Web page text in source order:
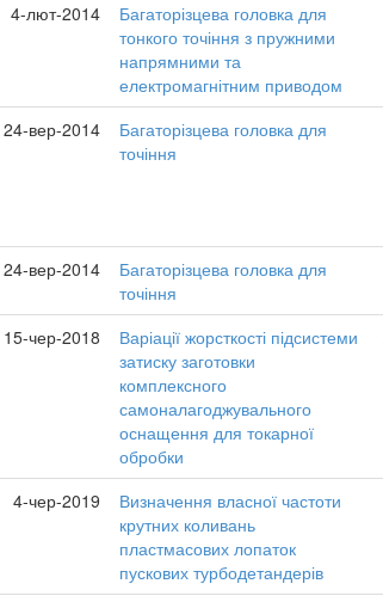
4-лют-2014
Багаторізцева головка для
тонкого точіння з пружними
напрямними та
електромагнітним приводом
24-вер-2014
Багаторізцева головка для
точіння
24-вер-2014
Багаторізцева головка для
точіння
15-чер-2018
Варіації жорсткості підсистеми
затиску заготовки
комплексного
самоналагоджувального
оснащення для токарної
обробки
4-чер-2019
Визначення власної частоти
крутних коливань
пластмасових лопаток
пускових турбодетандерів